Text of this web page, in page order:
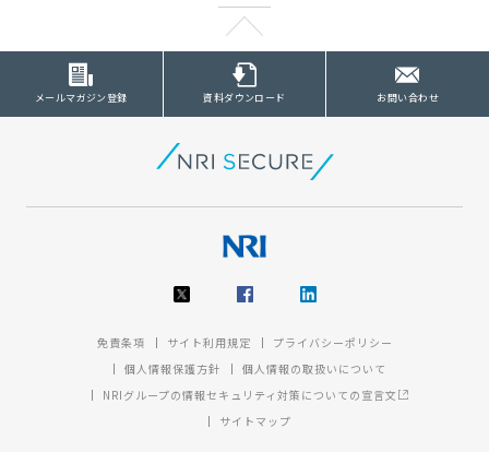
メールマガジン登録 資料ダウンロード お問い合わせ
免責条項 サイト利用規定
プライバシーポリシー
個人情報保護方針
個人情報の取扱いについて
NRIグループの情報セキュリティ対策についての宣言文
サイトマップ